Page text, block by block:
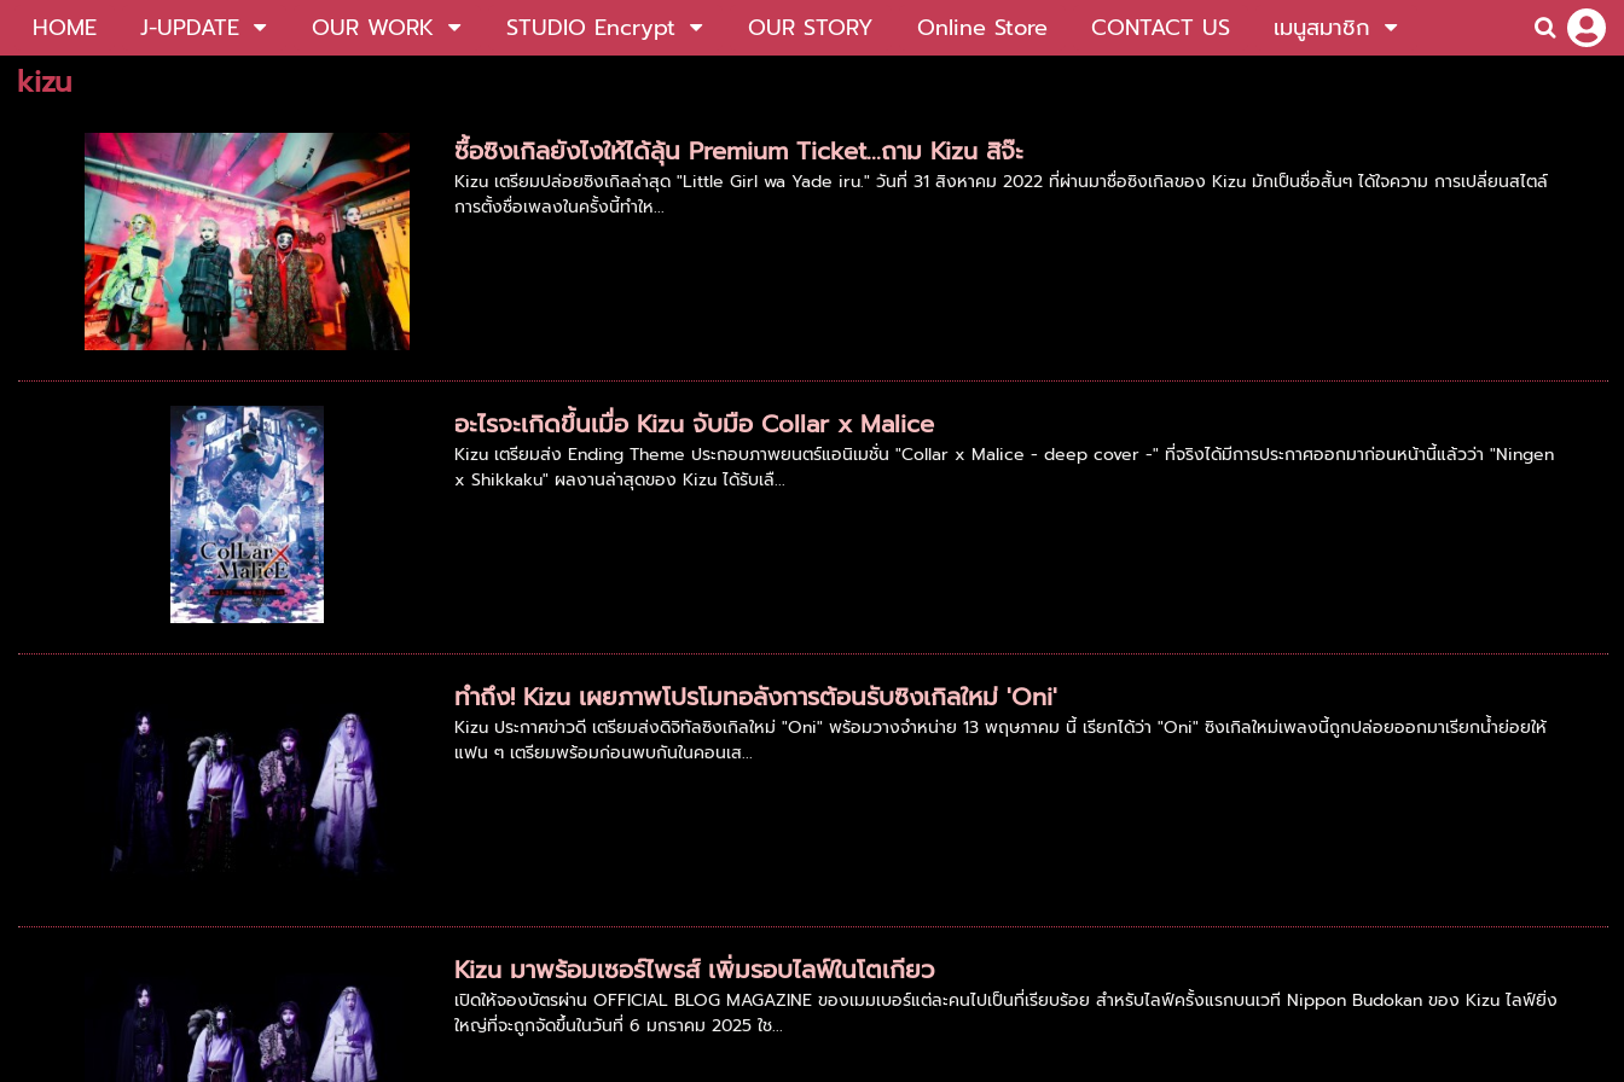
HOME J-UPDATE OUR WORK STUDIO Encrypt OUR STORY Online Store CONTACT US เมนูสมาชิก
kizu
ซื้อซิงเกิลยังไงให้ได้ลุ้น Premium Ticket...ถาม Kizu สิจ๊ะ
Kizu เตรียมปล่อยซิงเกิลล่าสุด "Little Girl wa Yade iru." วันที่ 31 สิงหาคม 2022 ที่ผ่านมาชื่อซิงเกิลของ Kizu มักเป็นชื่อสั้นๆ ได้ใจความ การเปลี่ยนสไตล์
การตั้งชื่อเพลงในครั้งนี้ทำให...
อะไรจะเกิดขึ้นเมื่อ Kizu จับมือ Collar x Malice
Kizu เตรียมส่ง Ending Theme ประกอบภาพยนตร์แอนิเมชั่น "Collar x Malice - deep cover -" ที่จริงได้มีการประกาศออกมาก่อนหน้านี้แล้วว่า "Ningen
x Shikkaku" ผลงานล่าสุดของ Kizu ได้รับเลื...
ทำถึง! Kizu เผยภาพโปรโมทอลังการต้อนรับซิงเกิลใหม่ 'Oni'
Kizu ประกาศข่าวดี เตรียมส่งดิจิทัลซิงเกิลใหม่ "Oni" พร้อมวางจำหน่าย 13 พฤษภาคม นี้ เรียกได้ว่า "Oni" ซิงเกิลใหม่เพลงนี้ถูกปล่อยออกมาเรียกน้ำย่อยให้
แฟน ๆ เตรียมพร้อมก่อนพบกันในคอนเส...
Kizu มาพร้อมเซอร์ไพรส์ เพิ่มรอบไลฟ์ในโตเกียว
เปิดให้จองบัตรผ่าน OFFICIAL BLOG MAGAZINE ของเมมเบอร์แต่ละคนไปเป็นที่เรียบร้อย สำหรับไลฟ์ครั้งแรกบนเวที Nippon Budokan ของ Kizu ไลฟ์ยิ่ง
ใหญ่ที่จะถูกจัดขึ้นในวันที่ 6 มกราคม 2025 ใช...